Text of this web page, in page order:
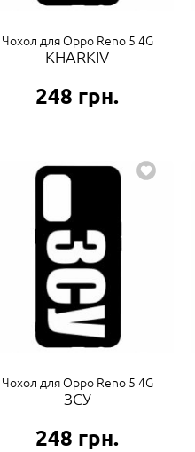
Чохол для Oppo Reno 5 4G
KHARKIV
248 грн.
Чохол для Oppo Reno 5 4G
ЗСУ
248 грн.